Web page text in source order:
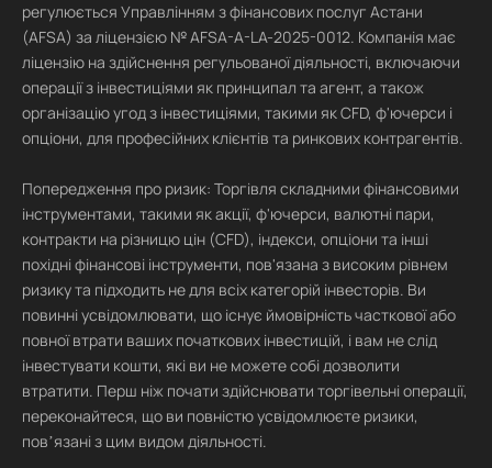
регулюється Управлінням з фінансових послуг Астани
(AFSA) за ліцензією № AFSA-A-LA-2025-0012. Компанія має
ліцензію на здійснення регульованої діяльності, включаючи
операції з інвестиціями як принципал та агент, а також
організацію угод з інвестиціями, такими як CFD, ф'ючерси і
опціони, для професійних клієнтів та ринкових контрагентів.
Попередження про ризик: Торгівля складними фінансовими
інструментами, такими як акції, ф'ючерси, валютні пари,
контракти на різницю цін (CFD), індекси, опціони та інші
похідні фінансові інструменти, пов'язана з високим рівнем
ризику та підходить не для всіх категорій інвесторів. Ви
повинні усвідомлювати, що існує ймовірність часткової або
повної втрати ваших початкових інвестицій, і вам не слід
інвестувати кошти, які ви не можете собі дозволити
втратити. Перш ніж почати здійснювати торгівельні операції,
переконайтеся, що ви повністю усвідомлюєте ризики,
повʼязані з цим видом діяльності.